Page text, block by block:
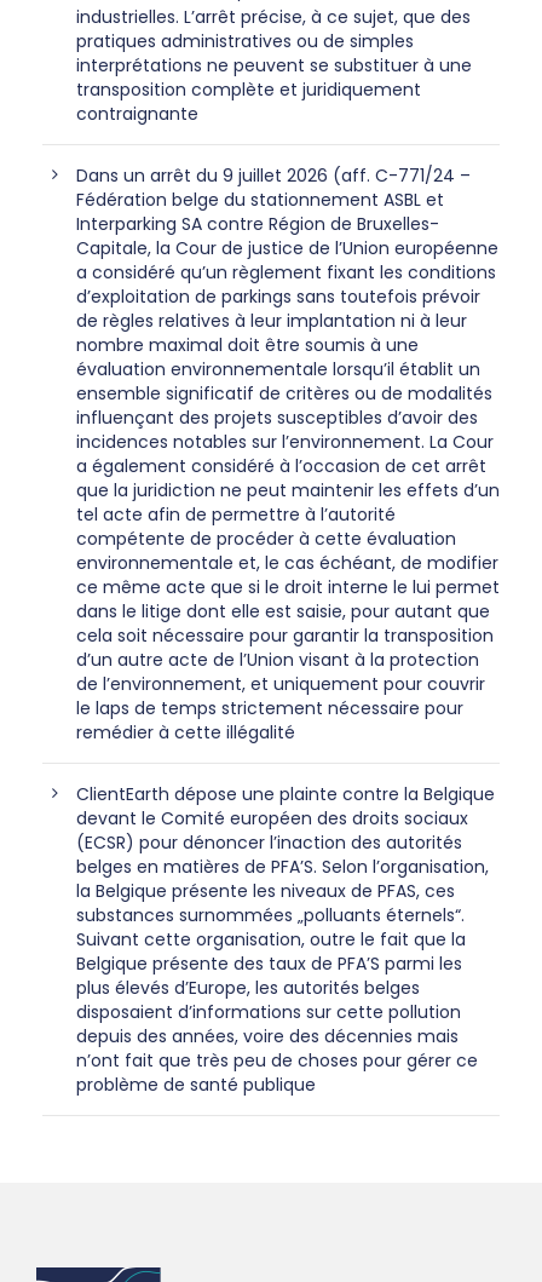
industrielles. L’arrêt précise, à ce sujet, que des
pratiques administratives ou de simples
interprétations ne peuvent se substituer à une
transposition complète et juridiquement
contraignante
Dans un arrêt du 9 juillet 2026 (aff. C-771/24 –
Fédération belge du stationnement ASBL et
Interparking SA contre Région de Bruxelles-
Capitale, la Cour de justice de l’Union européenne
a considéré qu’un règlement fixant les conditions
d’exploitation de parkings sans toutefois prévoir
de règles relatives à leur implantation ni à leur
nombre maximal doit être soumis à une
évaluation environnementale lorsqu’il établit un
ensemble significatif de critères ou de modalités
influençant des projets susceptibles d’avoir des
incidences notables sur l’environnement. La Cour
a également considéré à l’occasion de cet arrêt
que la juridiction ne peut maintenir les effets d’un
tel acte afin de permettre à l’autorité
compétente de procéder à cette évaluation
environnementale et, le cas échéant, de modifier
ce même acte que si le droit interne le lui permet
dans le litige dont elle est saisie, pour autant que
cela soit nécessaire pour garantir la transposition
d’un autre acte de l’Union visant à la protection
de l’environnement, et uniquement pour couvrir
le laps de temps strictement nécessaire pour
remédier à cette illégalité
ClientEarth dépose une plainte contre la Belgique
devant le Comité européen des droits sociaux
(ECSR) pour dénoncer l’inaction des autorités
belges en matières de PFA’S. Selon l’organisation,
la Belgique présente les niveaux de PFAS, ces
substances surnommées „polluants éternels“.
Suivant cette organisation, outre le fait que la
Belgique présente des taux de PFA’S parmi les
plus élevés d’Europe, les autorités belges
disposaient d’informations sur cette pollution
depuis des années, voire des décennies mais
n’ont fait que très peu de choses pour gérer ce
problème de santé publique